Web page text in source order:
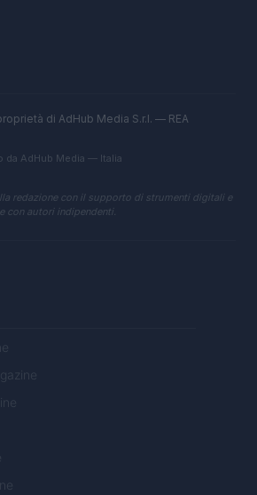
di AdHub Media S.r.l. — REA
da AdHub Media — Italia
redazione con il supporto di strumenti digitali e
con autori indipendenti.